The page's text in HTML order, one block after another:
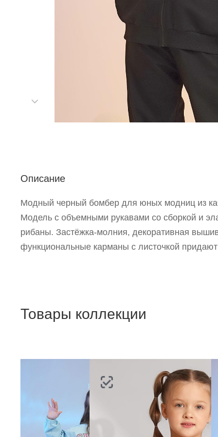
Описание
Модный черный бомбер для юных модниц из
Модель с объемными рукавами со сборкой и
рибаны. Застёжка-молния, декоративная
функциональные карманы с листочкой
Товары коллекции